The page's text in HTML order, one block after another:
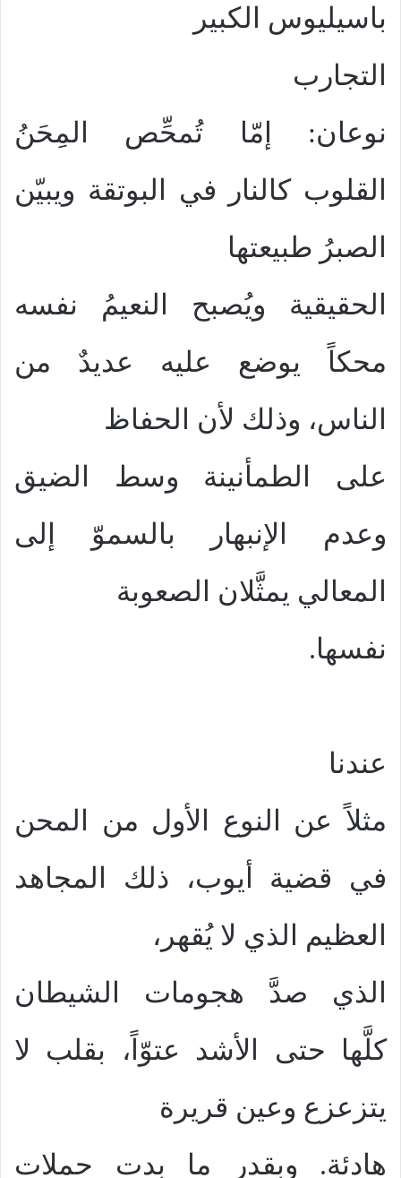
باسيليوس الكبير
التجارب
نوعان: إمّا تُمحِّص المِحَنُ
القلوب كالنار في البوتقة ويبيّن
الصبرُ طبيعتها
الحقيقية ويُصبح النعيمُ نفسه
محكاً يوضع عليه عديدٌ من
الناس، وذلك لأن الحفاظ
على الطمأنينة وسط الضيق
وعدم الإنبهار بالسموّ إلى
المعالي يمثَّلان الصعوبة
نفسها.
عندنا
مثلاً عن النوع الأول من المحن
في قضية أيوب، ذلك المجاهد
العظيم الذي لا يُقهر،
الذي صدَّ هجومات الشيطان
كلَّها حتى الأشد عتوّاً، بقلب لا
يتزعزع وعين قريرة
هادئة. وبقدر ما بدت حملات